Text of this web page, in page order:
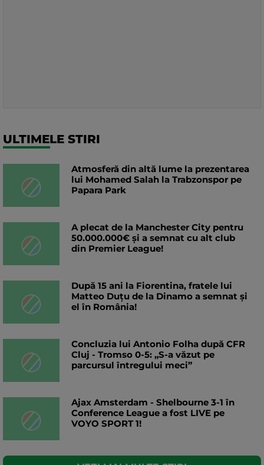
ULTIMELE STIRI
Atmosferă din altă lume la prezentarea
lui Mohamed Salah la Trabzonspor pe
Papara Park
A plecat de la Manchester City pentru
50.000.000€ și a semnat cu alt club
din Premier League!
După 15 ani la Fiorentina, fratele lui
Matteo Duțu de la Dinamo a semnat și
el în România!
Concluzia lui Antonio Folha după CFR
Cluj - Tromso 0-5: „S-a văzut pe
parcursul întregului meci”
Ajax Amsterdam - Shelbourne 3-1 în
Conference League a fost LIVE pe
VOYO SPORT 1!